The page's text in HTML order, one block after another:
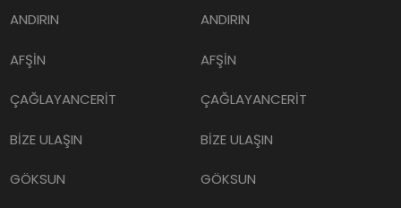
ANDIRIN
AFŞİN
ÇAĞLAYANCERİT
BİZE ULAŞIN
GÖKSUN
ANDIRIN
AFŞİN
ÇAĞLAYANCERİT
BİZE ULAŞIN
GÖKSUN